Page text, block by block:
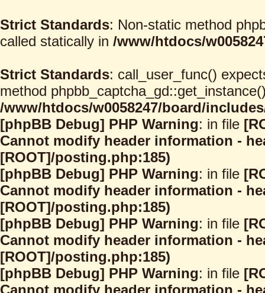
Strict Standards: Non-static method
called statically in /www/htdocs/
Strict Standards: call_user_func()
method
/www/htdocs/w0058247/board/
[phpBB Debug] PHP Warning: in file
Cannot modify header information -
[ROOT]/posting.php:185)
[phpBB Debug] PHP Warning: in file
Cannot modify header information -
[ROOT]/posting.php:185)
[phpBB Debug] PHP Warning: in file
Cannot modify header information -
[ROOT]/posting.php:185)
[phpBB Debug] PHP Warning: in file
Cannot modify header information -